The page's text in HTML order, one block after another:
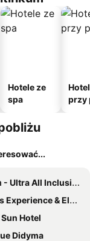
Hotele ze
spa
przy
Ultra All Inclusive
& Elegance
Hotel
Didyma